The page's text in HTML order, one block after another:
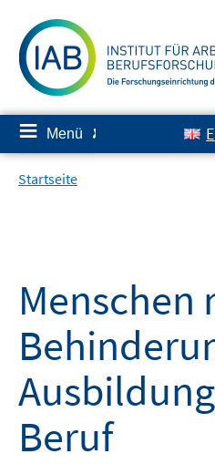
zum
Inhalt
≡ Menü ✘
Startseite
Menschen
Beruf